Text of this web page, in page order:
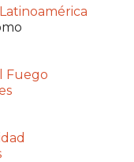
Latinoamérica
Fuego